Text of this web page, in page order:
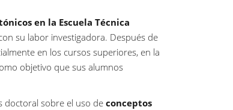
en la Escuela Técnica
su labor investigadora. Después de
en los cursos superiores, en la
objetivo que sus alumnos
doctoral sobre el uso de conceptos